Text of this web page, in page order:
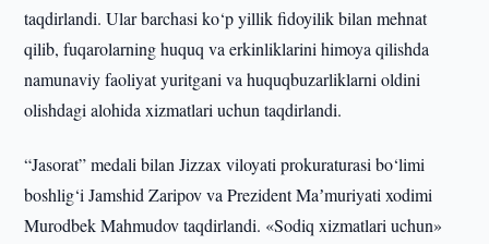
taqdirlandi. Ular barchasi ko‘p yillik fidoyilik bilan mehnat
qilib, fuqarolarning huquq va erkinliklarini himoya qilishda
namunaviy faoliyat yuritgani va huquqbuzarliklarni oldini
olishdagi alohida xizmatlari uchun taqdirlandi.
“Jasorat” medali bilan Jizzax viloyati prokuraturasi bo‘limi
boshlig‘i Jamshid Zaripov va Prezident Maʼmuriyati xodimi
Murodbek Mahmudov taqdirlandi. «Sodiq xizmatlari uchun»